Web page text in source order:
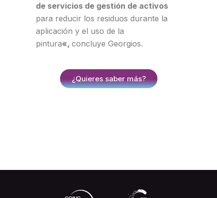
de servicios de gestión de activos
para reducir los residuos durante la
aplicación y el uso de la
pintura«, concluye Georgios.
¿Quieres saber más?